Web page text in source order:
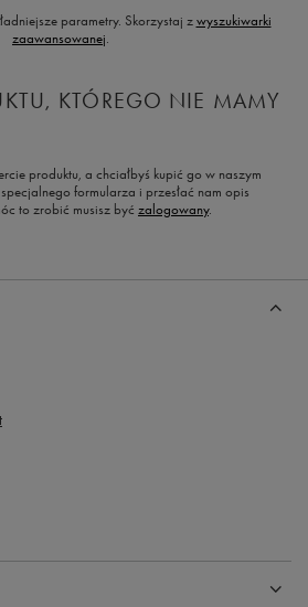
parametry. Skorzystaj z wyszukiwarki
zaawansowanej.
KTÓREGO NIE MAMY
produktu, a chciałbyś kupić go w naszym
formularza i przesłać nam opis
to zrobić musisz być zalogowany.